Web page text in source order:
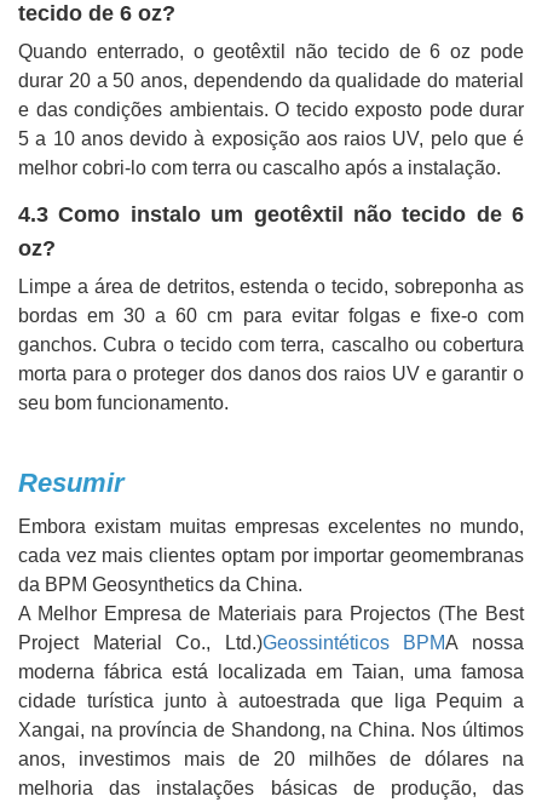
tecido de 6 oz?
Quando enterrado, o geotêxtil não tecido de 6 oz pode
durar 20 a 50 anos, dependendo da qualidade do material
e das condições ambientais. O tecido exposto pode durar
5 a 10 anos devido à exposição aos raios UV, pelo que é
melhor cobri-lo com terra ou cascalho após a instalação.
4.3 Como instalo um geotêxtil não tecido de 6
oz?
Limpe a área de detritos, estenda o tecido, sobreponha as
bordas em 30 a 60 cm para evitar folgas e fixe-o com
ganchos. Cubra o tecido com terra, cascalho ou cobertura
morta para o proteger dos danos dos raios UV e garantir o
seu bom funcionamento.
Resumir
Embora existam muitas empresas excelentes no mundo,
cada vez mais clientes optam por importar geomembranas
da BPM Geosynthetics da China.
A Melhor Empresa de Materiais para Projectos (The Best
Project Material Co., Ltd.)Geossintéticos BPMA nossa
moderna fábrica está localizada em Taian, uma famosa
cidade turística junto à autoestrada que liga Pequim a
Xangai, na província de Shandong, na China. Nos últimos
anos, investimos mais de 20 milhões de dólares na
melhoria das instalações básicas de produção, das